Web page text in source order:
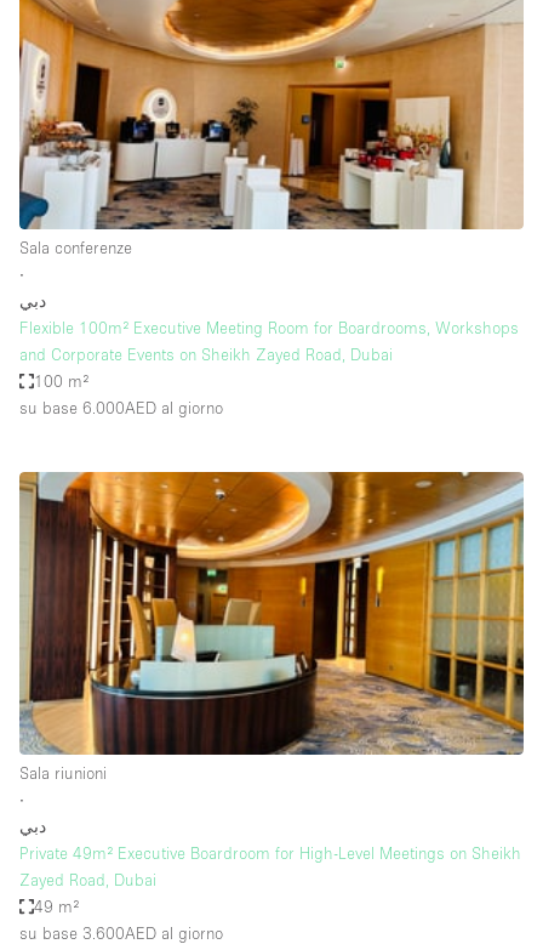
Spazio pubblicitario
Spazio unico
Stand / Bancarella
Stand / Chiosco / Stand
Studio fotografico / riprese
Terrazzo
Dotazioni dello spazio
Ampia Porta d'Ingresso
Animals Friendly
Aria condizionata
Arredamento
Ascensore
Attaccapanni
Attrezzature da ufficio
Banconi
Sala conferenze
∙
دبي
Flexible 100m² Executive Meeting Room for Boardrooms, Workshops
and Corporate Events on Sheikh Zayed Road, Dubai
100 m²
su base 6.000AED al giorno
Sala riunioni
∙
دبي
Private 49m² Executive Boardroom for High-Level Meetings on Sheikh
Zayed Road, Dubai
49 m²
su base 3.600AED al giorno